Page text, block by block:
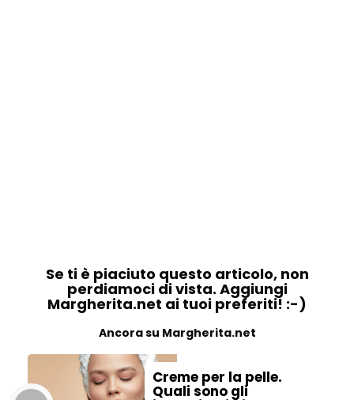
Se ti è piaciuto questo articolo, non
perdiamoci di vista. Aggiungi
Margherita.net ai tuoi preferiti! :-)
Ancora su Margherita.net
Creme per la pelle.
Quali sono gli